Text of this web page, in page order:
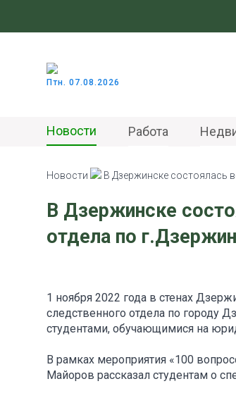
Птн. 07.08.2026
Новости Работа
Новости В Дзержинске состоялась
В Дзержинске
отдела по
1 ноября 2022 года в стенах
следственного отдела по городу
студентами, обучающимися на
В рамках мероприятия «100
Майоров рассказал студентам о